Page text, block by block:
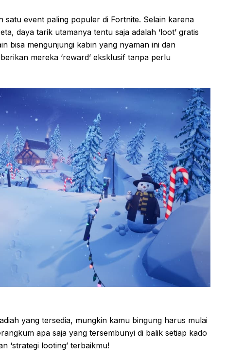
satu event paling populer di Fortnite. Selain karena
daya tarik utamanya tentu saja adalah ‘loot’ gratis
bisa mengunjungi kabin yang nyaman ini dan
mereka ‘reward’ eksklusif tanpa perlu
yang tersedia, mungkin kamu bingung harus mulai
apa saja yang tersembunyi di balik setiap kado
‘strategi looting’ terbaikmu!